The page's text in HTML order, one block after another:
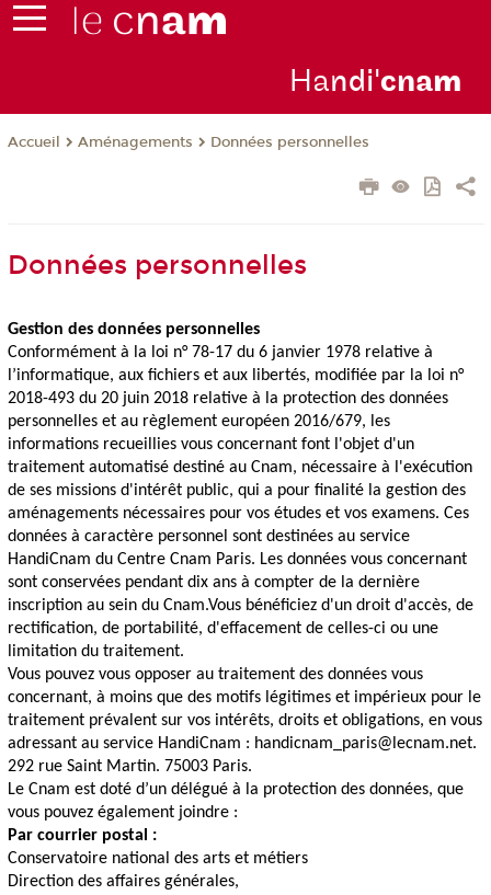
Handi'cnam
Accueil Aménagements Données personnelles
Données personnelles
Gestion des données personnelles
Conformément à la loi n° 78-17 du 6 janvier 1978 relative à
l’informatique, aux fichiers et aux libertés, modifiée par la loi n°
2018-493 du 20 juin 2018 relative à la protection des données
personnelles et au règlement européen 2016/679, les
informations recueillies vous concernant font l'objet d'un
traitement automatisé destiné au Cnam, nécessaire à l'exécution
de ses missions d'intérêt public, qui a pour finalité la gestion des
aménagements nécessaires pour vos études et vos examens. Ces
données à caractère personnel sont destinées au service
HandiCnam du Centre Cnam Paris. Les données vous concernant
sont conservées pendant dix ans à compter de la dernière
inscription au sein du Cnam.Vous bénéficiez d'un droit d'accès, de
rectification, de portabilité, d'effacement de celles-ci ou une
limitation du traitement.
Vous pouvez vous opposer au traitement des données vous
concernant, à moins que des motifs légitimes et impérieux pour le
traitement prévalent sur vos intérêts, droits et obligations, en vous
adressant au service HandiCnam : handicnam_paris@lecnam.net.
292 rue Saint Martin. 75003 Paris.
Le Cnam est doté d’un délégué à la protection des données, que
vous pouvez également joindre :
Par courrier postal :
Conservatoire national des arts et métiers
Direction des affaires générales,